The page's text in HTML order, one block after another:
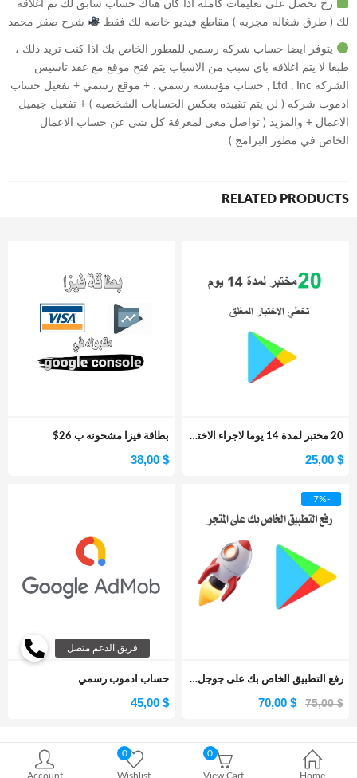
Home
0
View Cart
0
Wishlist
Account
رح تحصل على تعليمات كامله اذا كان هناك حساب سابق لك تم اغلاقه
لك ( طرق شغاله مجربه ) مقاطع فيديو خاصه لك فقط
شرح صقر محمد
يتوفر ايضا حساب شركه رسمي للمطور الخاص بك اذا كنت تريد ذلك ،
طبعا لا يتم اغلاقه باي سبب من الاسباب يتم فتح موقع مع عقد تاسيس
الشركه Ltd , Inc , حساب مؤسسه رسمي . + موقع رسمي + تفعيل حساب
ادموب شركه ( لن يتم تقييده بعكس الحسابات الشخصيه ) + تفعيل جيميل
الاعمال + والمزيد ( تواصل معي لمعرفة كل شي عن حساب الاعمال
الخاص في مطور البرامج )
RELATED PRODUCTS
بطاقة فيزا مشحونه ب 26$
38,00 $
20 مختبر لمدة 14 يوما لاجراء الاختبار المغلق لتطبيقك
25,00 $
حساب ادموب رسمي
45,00 $
-7%
رفع التطبيق الخاص بك على جوجل بلاي
75,00$
70,00 $